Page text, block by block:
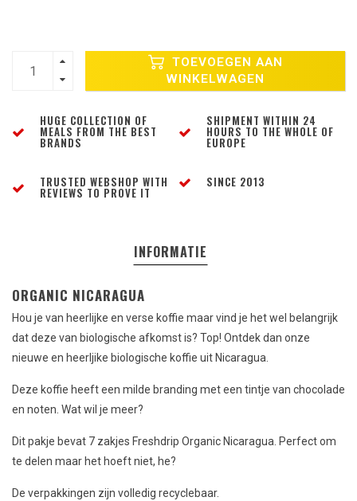
TOEVOEGEN AAN
WINKELWAGEN
HUGE COLLECTION OF
MEALS FROM THE BEST
BRANDS
SHIPMENT WITHIN 24
HOURS TO THE WHOLE OF
EUROPE
TRUSTED WEBSHOP WITH
REVIEWS TO PROVE IT
SINCE 2013
INFORMATIE
ORGANIC NICARAGUA
Hou je van heerlijke en verse koffie maar vind je het wel belangrijk
dat deze van biologische afkomst is? Top! Ontdek dan onze
nieuwe en heerljike biologische koffie uit Nicaragua.
Deze koffie heeft een milde branding met een tintje van chocolade
en noten. Wat wil je meer?
Dit pakje bevat 7 zakjes Freshdrip Organic Nicaragua. Perfect om
te delen maar het hoeft niet, he?
De verpakkingen zijn volledig recyclebaar.